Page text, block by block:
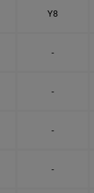
Y8
-
-
-
-